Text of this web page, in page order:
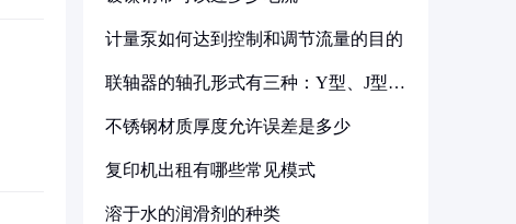
计量泵如何达到控制和调节流量的目的
联轴器的轴孔形式有三种：Y型、J型、
不锈钢材质厚度允许误差是多少
复印机出租有哪些常见模式
溶于水的润滑剂的种类